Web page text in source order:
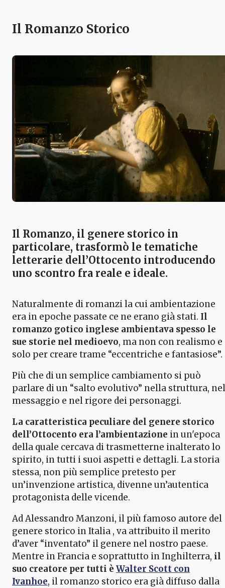
Il Romanzo Storico
Il Romanzo, il genere storico in
particolare, trasformò le tematiche
letterarie dell’Ottocento introducendo
uno scontro fra reale e ideale.
Naturalmente di romanzi la cui ambientazione
era in epoche passate ce ne erano già stati. Il
romanzo gotico inglese ambientava spesso le
sue storie nel medioevo, ma non con realismo e
solo per creare trame “eccentriche e fantasiose”.
Più che di un semplice cambiamento si può
parlare di un “salto evolutivo” nella struttura, nel
messaggio e nel rigore dei personaggi.
La caratteristica peculiare del genere storico
dell’Ottocento era l’ambientazione in un'epoca
della quale cercava di trasmetterne inalterato lo
spirito, in tutti i suoi aspetti e dettagli. La storia
stessa, non più semplice pretesto per
un’invenzione artistica, divenne un’autentica
protagonista delle vicende.
Ad Alessandro Manzoni, il più famoso autore del
genere storico in Italia , va attribuito il merito
d’aver “inventato” il genere nel nostro paese.
Mentre in Francia e soprattutto in Inghilterra, il
suo creatore per tutti è Walter Scott con
Ivanhoe, il romanzo storico era già diffuso dalla